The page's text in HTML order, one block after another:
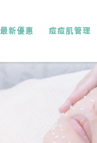
最新優惠 痘痘肌管理